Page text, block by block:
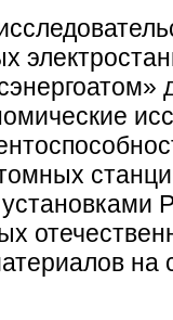
на